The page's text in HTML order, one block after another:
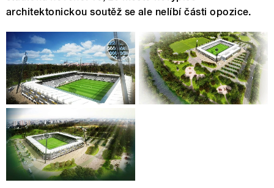
architektonickou soutěž se ale nelíbí části opozice.